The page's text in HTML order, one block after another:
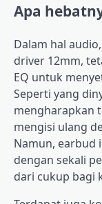
Apa
Dalam hal
driver 12mm,
EQ untuk
Seperti yang
mengharapkan
mengisi ulang
Namun, earbud
dengan sekali
dari cukup bagi